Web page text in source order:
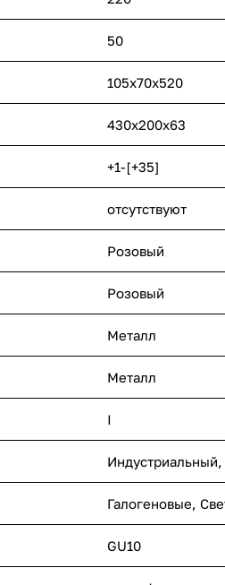
50
105x70x520
430x200x63
+1-[+35]
отсутствуют
Розовый
Розовый
Металл
Металл
I
Индустриальный,
Галогеновые,
GU10